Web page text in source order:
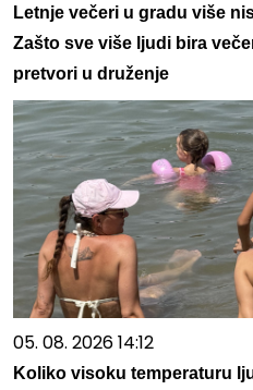
Letnje večeri u gradu više
Zašto sve više ljudi bira
pretvori u druženje
05. 08. 2026 14:12
Koliko visoku temperaturu